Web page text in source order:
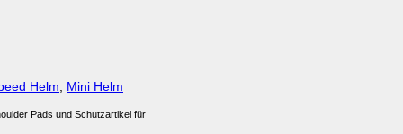
Helm Mini Helm
Pads und Schutzartikel für